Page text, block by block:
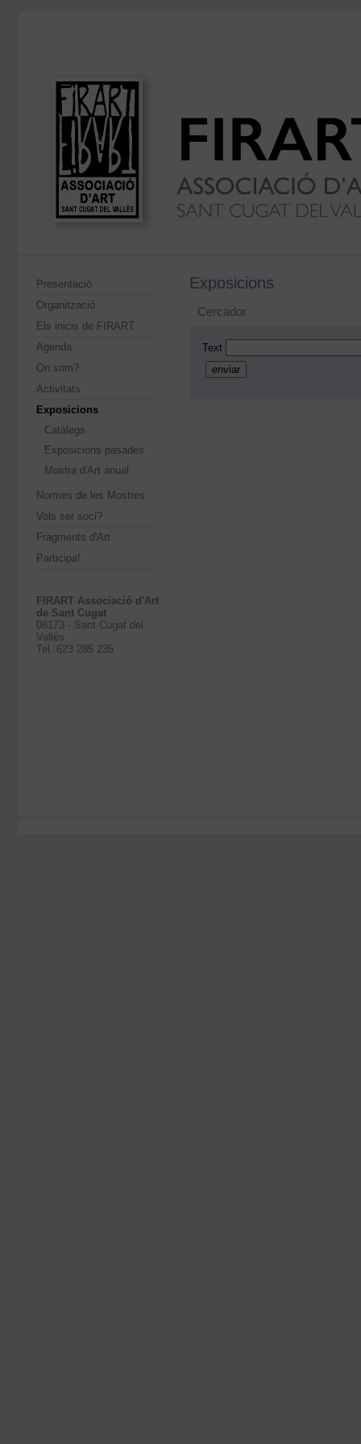
Presentació
Organització
Els inicis de FIRART
Agenda
On som?
Activitats
Exposicions
Catàlegs
Exposicions pasades
Mostra d'Art anual
Normes de les Mostres
Vols ser soci?
Fragments d'Art
Participa!
FIRART Associació d'Art
de Sant Cugat
08173 - Sant Cugat del
Vallès
Tel. 623 285 235
Exposicions
Cercador
Text